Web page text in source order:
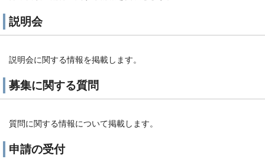
説明会
説明会に関する情報を掲載します。
募集に関する質問
質問に関する情報について掲載します。
申請の受付